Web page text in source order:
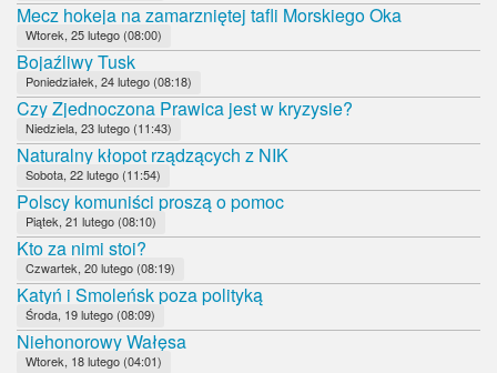
Mecz hokeja na zamarzniętej tafli Morskiego Oka
Wtorek, 25 lutego (08:00)
Bojaźliwy Tusk
Poniedziałek, 24 lutego (08:18)
Czy Zjednoczona Prawica jest w kryzysie?
Niedziela, 23 lutego (11:43)
Naturalny kłopot rządzących z NIK
Sobota, 22 lutego (11:54)
Polscy komuniści proszą o pomoc
Piątek, 21 lutego (08:10)
Kto za nimi stoi?
Czwartek, 20 lutego (08:19)
Katyń i Smoleńsk poza polityką
Środa, 19 lutego (08:09)
Niehonorowy Wałęsa
Wtorek, 18 lutego (04:01)